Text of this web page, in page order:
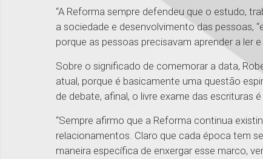
“A Reforma sempre defendeu que o estudo,
a sociedade e desenvolvimento das pessoas,
porque as pessoas precisavam aprender a ler
Sobre o significado de comemorar a data,
atual, porque é basicamente uma questão
de debate, afinal, o livre exame das escrituras
“Sempre afirmo que a Reforma continua
relacionamentos. Claro que cada época tem
maneira específica de enxergar esse marco,